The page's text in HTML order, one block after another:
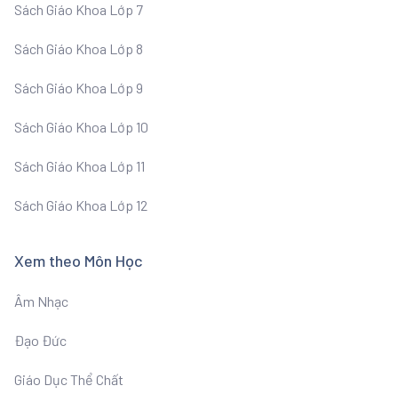
Sách Giáo Khoa Lớp 7
Sách Giáo Khoa Lớp 8
Sách Giáo Khoa Lớp 9
Sách Giáo Khoa Lớp 10
Sách Giáo Khoa Lớp 11
Sách Giáo Khoa Lớp 12
Xem theo Môn Học
Âm Nhạc
Đạo Đức
Giáo Dục Thể Chất